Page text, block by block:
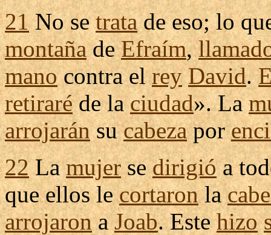
21No setratade eso; lo
montañadeEfraím,
manocontra elrey David.
retiraréde laciudad». La
arrojaránsucabezapor
22Lamujersedirigióa
que ellos lecortaronla
arrojaronaJoab. Estehizo